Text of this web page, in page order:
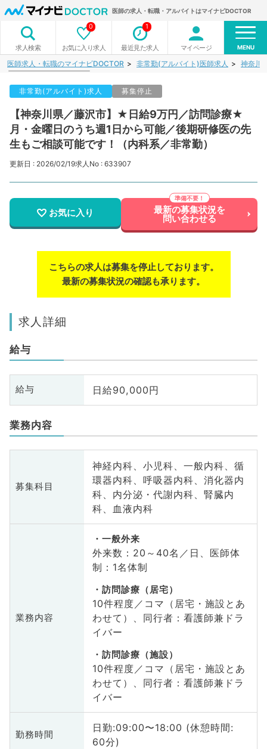
医師の求人・転職・アルバイトはマイナビDOCTOR
求人検索 お気に入り求人
0
最近見た求人
1
マイページ MENU
医師求人・転職のマイナビDOCTOR 非常勤(アルバイト)医師求人 神奈川
非常勤(アルバイト)求人 募集停止
【神奈川県／藤沢市】★日給9万円／訪問診療★
月・金曜日のうち週1日から可能／後期研修医の先
生もご相談可能です！（内科系／非常勤）
更新日 : 2026/02/19求人No : 633907
お気に入り 最新の募集状況を
問い合わせる
こちらの求人は募集を停止しております。
最新の募集状況の確認も承ります。
求人詳細
給与
給与 日給90,000円
業務内容
募集科目
神経内科、小児科、一般内科、循
環器内科、呼吸器内科、消化器内
科、内分泌・代謝内科、腎臓内
科、血液内科
業務内容
一般外来
外来数：20～40名／日、医師体
制：1名体制
訪問診療（居宅）
10件程度／コマ（居宅・施設とあ
わせて）、同行者：看護師兼ドラ
イバー
訪問診療（施設）
10件程度／コマ（居宅・施設とあ
わせて）、同行者：看護師兼ドラ
イバー
勤務時間
日勤:09:00〜18:00 (休憩時間:
60分)